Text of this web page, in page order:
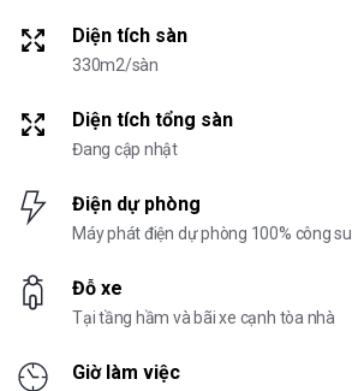
Diện tích sàn
330m2/sàn
Diện tích tổng sàn
Đang cập nhật
Điện dự phòng
Máy phát điện dự phòng 100% công
Đỗ xe
Tại tầng hầm và bãi xe cạnh tòa nhà
Giờ làm việc